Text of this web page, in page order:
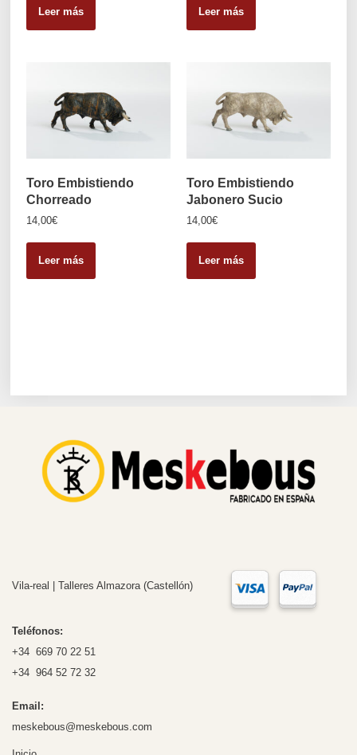
Leer más Leer más
Toro Embistiendo
Chorreado
14,00€
Leer más
Toro Embistiendo
Jabonero Sucio
14,00€
Leer más
Vila-real | Talleres Almazora (Castellón)
Teléfonos:
+34 669 70 22 51
+34 964 52 72 32
Email:
meskebous@meskebous.com